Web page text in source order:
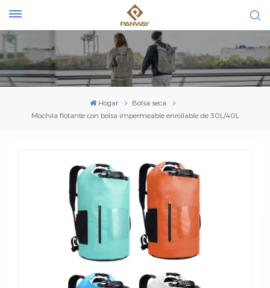
Hogar
Bolsa seca
Mochila flotante con bolsa impermeable enrollable de 30L/40L